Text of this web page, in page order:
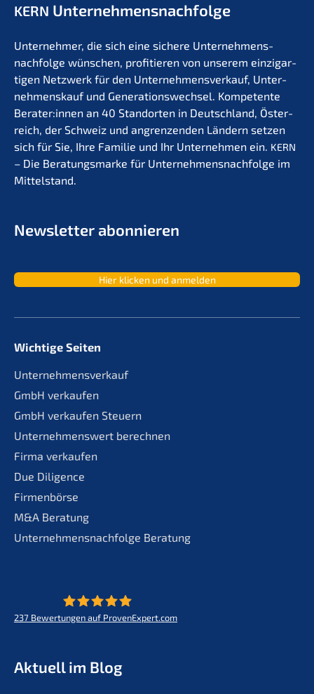
KERN Unternehmens­nachfolge
Unter­neh­mer, die sich eine siche­re Unternehmens­
nachfolge wünschen, profi­tie­ren von unserem einzig­ar­
ti­gen Netzwerk für den Unter­nehmens­verkauf, Unter­
nehmens­kauf und Generations­wechsel. Kompe­ten­te
Berater:innen an 40 Stand­or­ten in Deutsch­land, Öster­
reich, der Schweiz und angren­zen­den Ländern setzen
sich für Sie, Ihre Familie und Ihr Unter­neh­men ein. KERN
– Die Beratungs­mar­ke für Unternehmens­nachfolge im
Mittelstand.
Newslet­ter abonnieren
Hier klicken und anmelden
Wichtige Seiten
Unternehmensverkauf
GmbH verkaufen
GmbH verkaufen Steuern
Unternehmenswert berechnen
Firma verkaufen
Due Diligence
Firmenbörse
M&A Beratung
Unternehmensnachfolge Beratung
237 Bewertungen auf ProvenExpert.com
Aktuell im Blog